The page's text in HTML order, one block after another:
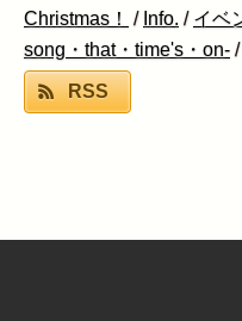
Christmas！
/ Info. / イベ
song・that・time's・on- /
RSS